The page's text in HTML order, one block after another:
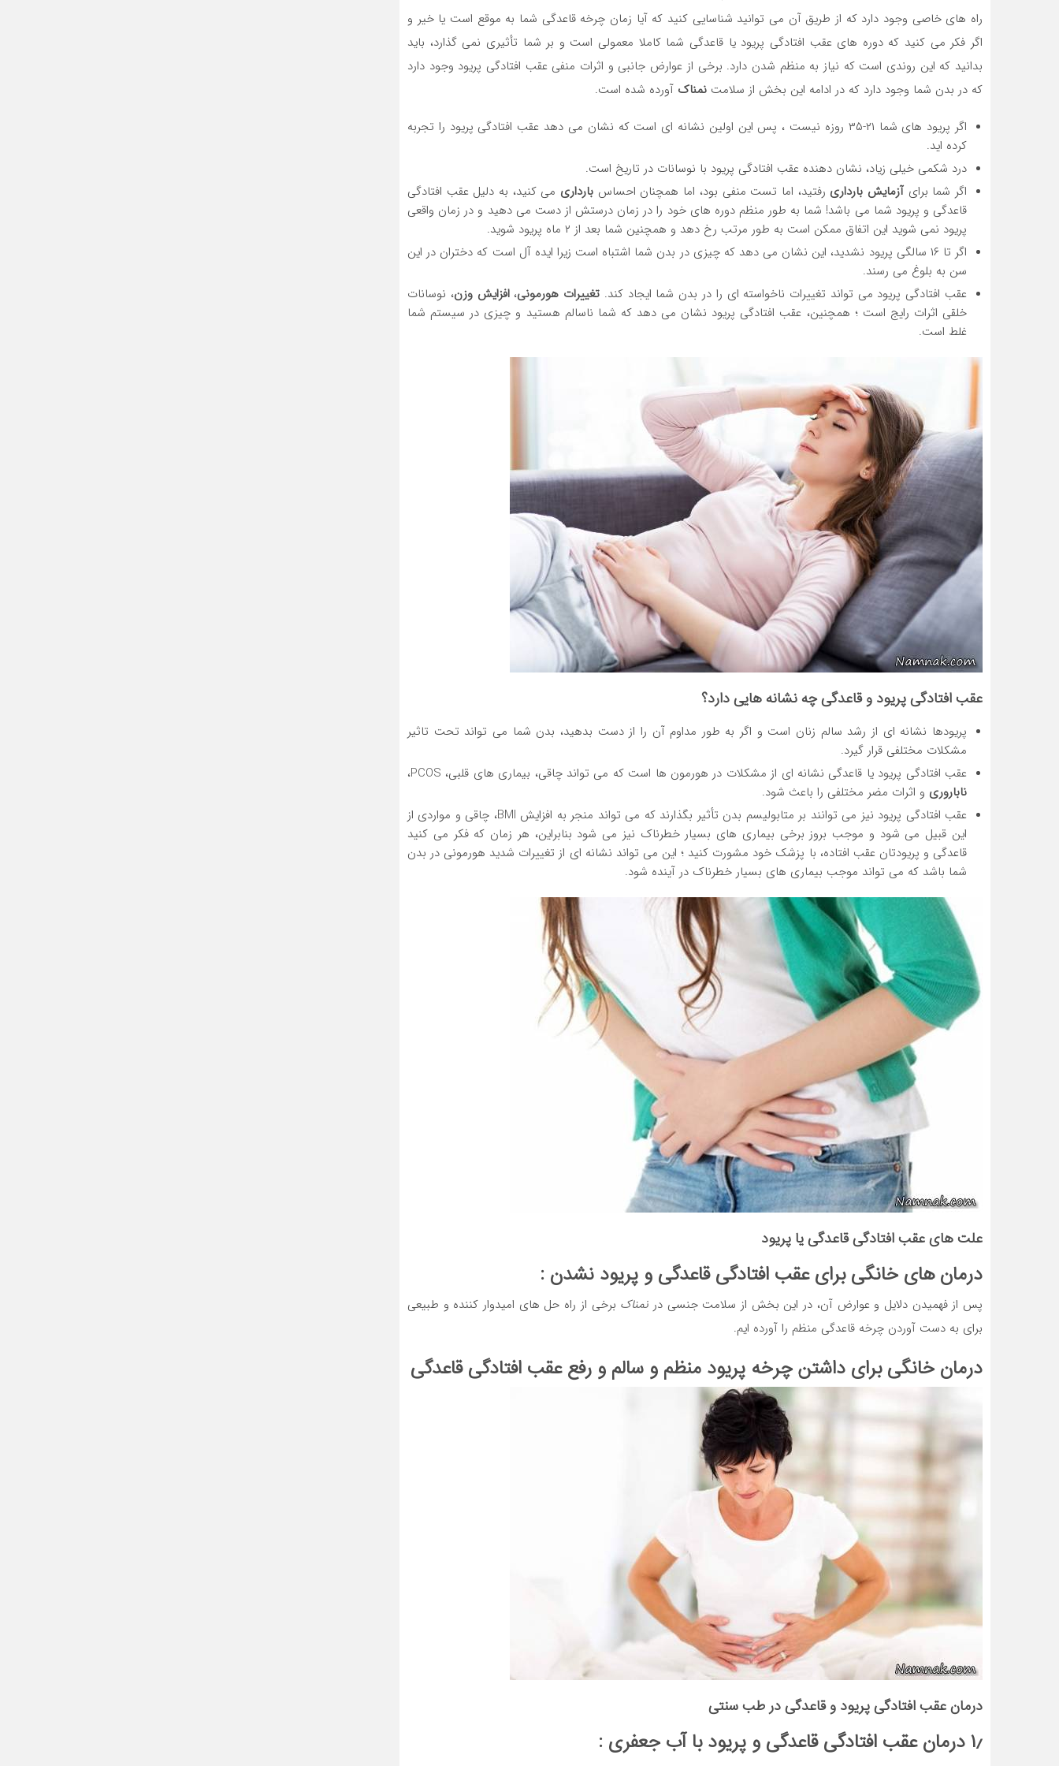
راه های خاصی وجود دارد که از طریق آن می توانید شناسایی کنید که آیا زمان چرخه قاعدگی شما به موقع است یا خیر و
اگر فکر می کنید که دوره های عقب افتادگی پریود یا قاعدگی شما کاملا معمولی است و بر شما تأثیری نمی گذارد، باید
بدانید که این روندی است که نیاز به منظم شدن دارد. برخی از عوارض جانبی و اثرات منفی عقب افتادگی پریود وجود دارد
که در بدن شما وجود دارد که در ادامه این بخش از سلامت نمناک آورده شده است.
اگر پریود های شما ۲۱-۳۵ روزه نیست ، پس این اولین نشانه ای است که نشان می دهد عقب افتادگی پریود را تجربه
کرده اید.
درد شکمی خیلی زیاد، نشان دهنده عقب افتادگی پریود با نوسانات در تاریخ است.
اگر شما برایآزمایش بارداری رفتید، اما تست منفی بود، اما همچنان احساس بارداری می کنید، به دلیل عقب افتادگی
قاعدگی و پریود شما می باشد! شما به طور منظم دوره های خود را در زمان درستش از دست می دهید و در زمان واقعی
پریود نمی شوید این اتفاق ممکن است به طور مرتب رخ دهد و همچنین شما بعد از ۲ ماه پریود شوید.
اگر تا ۱۶ سالگی پریود نشدید، این نشان می دهد که چیزی در بدن شما اشتباه است زیرا ایده آل است که دختران در این
سن به بلوغ می رسند.
عقب افتادگی پریود می تواند تغییرات ناخواسته ای را در بدن شما ایجاد کند. تغییرات هورمونی،افزایش وزن، نوسانات
خلقی اثرات رایج است ؛ همچنین، عقب افتادگی پریود نشان می دهد که شما ناسالم هستید و چیزی در سیستم شما
غلط است.
عقب افتادگی پریود و قاعدگی چه نشانه هایی دارد؟
پریودها نشانه ای از رشد سالم زنان است و اگر به طور مداوم آن را از دست بدهید، بدن شما می تواند تحت تاثیر
مشکلات مختلفی قرار گیرد.
عقب افتادگی پریود یا قاعدگی نشانه ای از مشکلات در هورمون ها است که می تواند چاقی، بیماری های قلبی، PCOS،
ناباروری و اثرات مضر مختلفی را باعث شود.
عقب افتادگی پریود نیز می توانند بر متابولیسم بدن تأثیر بگذارند که می تواند منجر به افزایش BMI، چاقی و مواردی از
این قبیل می شود و موجب بروز برخی بیماری های بسیار خطرناک نیز می شود بنابراین، هر زمان که فکر می کنید
قاعدگی و پریودتان عقب افتاده، با پزشک خود مشورت کنید ؛ این می تواند نشانه ای از تغییرات شدید هورمونی در بدن
شما باشد که می تواند موجب بیماری های بسیار خطرناک در آینده شود.
علت های عقب افتادگی قاعدگی یا پریود
درمان های خانگی برای عقب افتادگی قاعدگی و پریود نشدن :
پس از فهمیدن دلایل و عوارض آن، در این بخش از سلامت جنسی در نمناک برخی از راه حل های امیدوار کننده و طبیعی
برای به دست آوردن چرخه قاعدگی منظم را آورده ایم.
درمان خانگی برای داشتن چرخه پریود منظم و سالم و رفع عقب افتادگی قاعدگی
درمان عقب افتادگی پریود و قاعدگی در طب سنتی
۱٫ درمان عقب افتادگی قاعدگی و پریود با آب جعفری :